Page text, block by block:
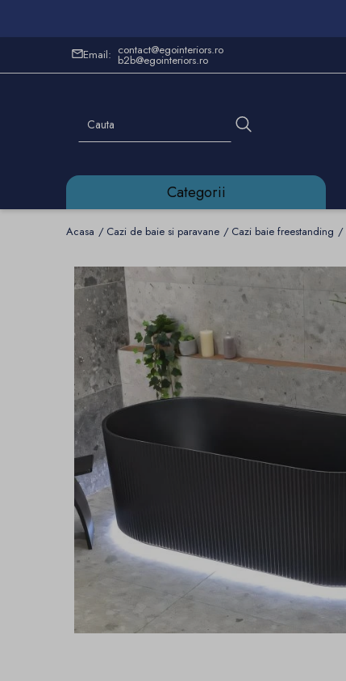
Email: contact@egointeriors.ro
b2b@egointeriors.ro
Categorii
Acasa Cazi de baie si paravane Cazi baie freestanding